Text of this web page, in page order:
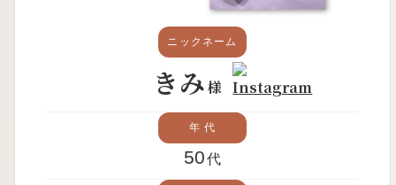
ニックネーム
きみ様
年 代
50代